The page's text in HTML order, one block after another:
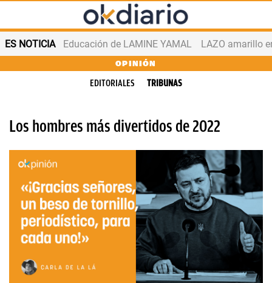
ES NOTICIA Educación de LAMINE YAMAL LAZO amarillo
OPINIÓN
EDITORIALES TRIBUNAS
Los hombres más divertidos de 2022